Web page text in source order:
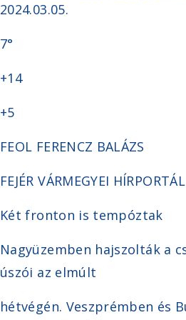
2024.03.05.
7°
+14
+5
FEOL FERENCZ BALÁZS
FEJÉR VÁRMEGYEI HÍRPORTÁL
Két fronton is tempóztak
Nagyüzemben hajszolták a
úszói az elmúlt
hétvégén. Veszprémben és